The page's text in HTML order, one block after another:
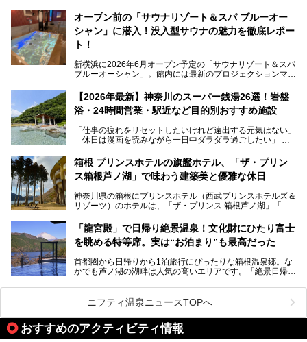
す。サウナや水風呂の気持ちよさはもちろん、リラックスス
ペースの過ごしやすさまで徹底チェック。新横浜エリアで日
常の疲れをリセットしたい人、ライブやスポーツ観戦遠征組
は必見です。
オープン前の「サウナリゾート＆スパ ブルーオー
シャン」に潜入！没入型サウナの魅力を徹底レポー
ト！
新横浜に2026年6月オープン予定の「サウナリゾート＆スパ
ブルーオーシャン」。館内には最新のプロジェクションマッ
的な“没入感（イマーシブ）”を体験できます。
今回は、そんな大注目の施設に一足先にお邪魔し、その全貌
を見学させていただきました！
サウナ室の中に咲き誇る桜、魚たちが泳ぐ水風呂、そしてバ
リのビーチを思わせる休憩スペース…。驚きの連続だった館
内の様子をレポートします！
【2026年最新】神奈川のスーパー銭湯26選！岩盤
浴・24時間営業・駅近など目的別おすすめ施設
「仕事の疲れをリセットしたいけれど遠出する元気はない」
「休日は漫画を読みながら一日中ダラダラ過ごしたい」
たい」
そんな「癒やされたい」という願いを叶えてくれるのが、神
神奈川県には、サウナや岩盤浴、一日中遊べるエンタメ施設
など、“非日常”を味わえるスーパー銭湯が数多く揃っていま
う」という人も多いはず。
そこで今回は、神奈川県内の人気施設26選を「安さ」「岩
業」「駅近」など、目的別に厳選して紹介します。
今の気分にぴったりの施設を見つけて、最高のリフレッシュ
箱根 プリンスホテルの旗艦ホテル、「ザ・プリン
ス箱根芦ノ湖」で味わう建築美と優雅な休日
神奈川県の箱根にプリンスホテル（西武プリンスホテルズ＆
リゾーツ）のホテルは、「ザ・プリンス 箱根芦ノ湖」「芦
「箱根仙石原プリンスホテル」と4軒あり、今回ご紹介する
「ザ・プリンス 箱根芦ノ湖」は、その中でもフラッグシッ
プ（旗艦）に位置づけられる特別なホテルです。
昭和の日本を代表する建築家の一人、村野藤吾が芦ノ湖の畔
に建てた桃源郷のようなホテルがここ。自家源泉の温泉や、
提供元：株式会社西武・プリンスホテルズワールドワイド
【PR】
この記事はザ・プリンス 箱根芦ノ湖のPR記事です。
「龍宮殿」で日帰り絶景温泉！文化財にひたり富士
を眺める特等席。実は“お泊まり”も最高だった
首都圏から日帰りから1泊旅行にぴったりな箱根温泉郷。な
かでも芦ノ湖の湖畔は人気の高いエリアです。「絶景日帰り
が楽しめるまさに眺望自慢の日帰り温泉。
そしてここは全24室の「箱根 芦ノ湖畔蛸川温泉 龍宮殿」と
して宿泊もできます。宿泊者は「龍宮殿本館」の営業時間に
加えて、朝6時からの宿泊者専用時間帯にも「龍宮殿本館」
のお風呂が利用できます。
ニフティ温泉ニュースTOPへ
おすすめのアクティビティ情報